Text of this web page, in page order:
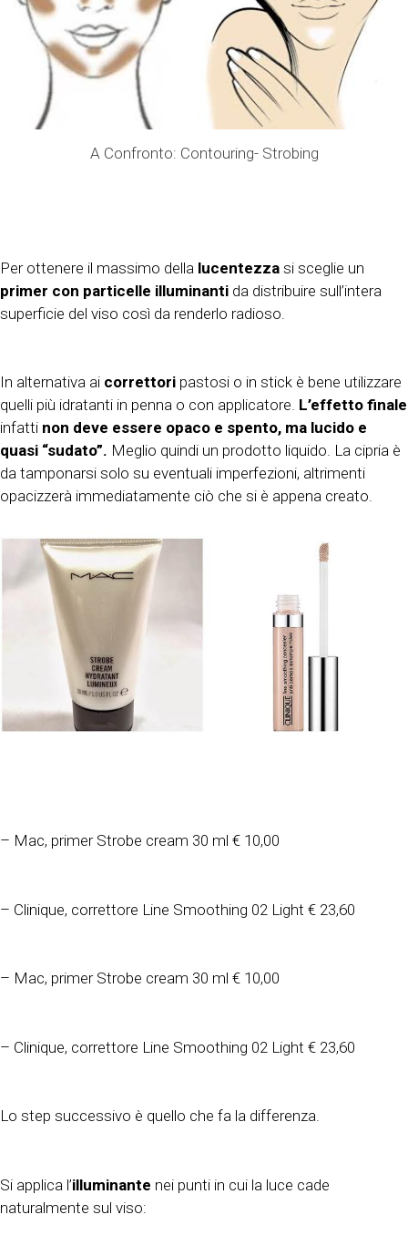
A Confronto: Contouring- Strobing
Per ottenere il massimo della lucentezza si sceglie un
primer con particelle illuminanti da distribuire sull’intera
superficie del viso così da renderlo radioso.
In alternativa ai correttori pastosi o in stick è bene utilizzare
quelli più idratanti in penna o con applicatore. L’effetto finale
infatti non deve essere opaco e spento, ma lucido e
quasi “sudato”. Meglio quindi un prodotto liquido. La cipria è
da tamponarsi solo su eventuali imperfezioni, altrimenti
opacizzerà immediatamente ciò che si è appena creato.
– Mac, primer Strobe cream 30 ml € 10,00
– Clinique, correttore Line Smoothing 02 Light € 23,60
– Mac, primer Strobe cream 30 ml € 10,00
– Clinique, correttore Line Smoothing 02 Light € 23,60
Lo step successivo è quello che fa la differenza.
Si applica l’illuminante nei punti in cui la luce cade
naturalmente sul viso: